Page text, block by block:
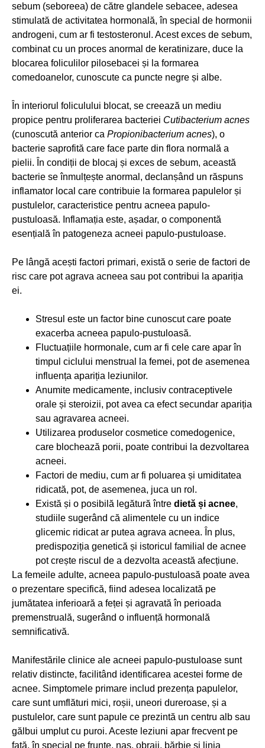
sebum (seboreea) de către glandele sebacee, adesea
stimulată de activitatea hormonală, în special de hormonii
androgeni, cum ar fi testosteronul. Acest exces de sebum,
combinat cu un proces anormal de keratinizare, duce la
blocarea foliculilor pilosebacei și la formarea
comedoanelor, cunoscute ca puncte negre și albe.
În interiorul foliculului blocat, se creează un mediu
propice pentru proliferarea bacteriei Cutibacterium acnes
(cunoscută anterior ca Propionibacterium acnes), o
bacterie saprofită care face parte din flora normală a
pielii. În condiții de blocaj și exces de sebum, această
bacterie se înmulțește anormal, declanșând un răspuns
inflamator local care contribuie la formarea papulelor și
pustulelor, caracteristice pentru acneea papulo-
pustuloasă. Inflamația este, așadar, o componentă
esențială în patogeneza acneei papulo-pustuloase.
Pe lângă acești factori primari, există o serie de factori de
risc care pot agrava acneea sau pot contribui la apariția
ei.
Stresul este un factor bine cunoscut care poate
exacerba acneea papulo-pustuloasă.
Fluctuațiile hormonale, cum ar fi cele care apar în
timpul ciclului menstrual la femei, pot de asemenea
influența apariția leziunilor.
Anumite medicamente, inclusiv contraceptivele
orale și steroizii, pot avea ca efect secundar apariția
sau agravarea acneei.
Utilizarea produselor cosmetice comedogenice,
care blochează porii, poate contribui la dezvoltarea
acneei.
Factori de mediu, cum ar fi poluarea și umiditatea
ridicată, pot, de asemenea, juca un rol.
Există și o posibilă legătură între dietă și acnee,
studiile sugerând că alimentele cu un indice
glicemic ridicat ar putea agrava acneea. În plus,
predispoziția genetică și istoricul familial de acnee
pot crește riscul de a dezvolta această afecțiune.
La femeile adulte, acneea papulo-pustuloasă poate avea
o prezentare specifică, fiind adesea localizată pe
jumătatea inferioară a feței și agravată în perioada
premenstruală, sugerând o influență hormonală
semnificativă.
Manifestările clinice ale acneei papulo-pustuloase sunt
relativ distincte, facilitând identificarea acestei forme de
acnee. Simptomele primare includ prezența papulelor,
care sunt umflături mici, roșii, uneori dureroase, și a
pustulelor, care sunt papule ce prezintă un centru alb sau
gălbui umplut cu puroi. Aceste leziuni apar frecvent pe
față, în special pe frunte, nas, obraji, bărbie și linia